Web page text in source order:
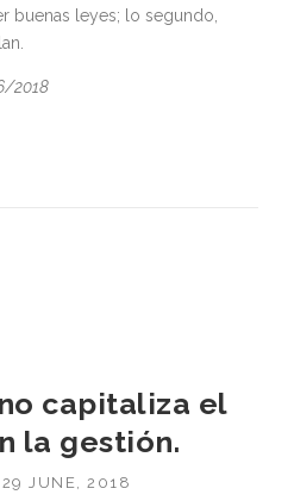
buenas leyes; lo segundo,
2018
capitaliza el
la gestión.
29 JUNE, 2018